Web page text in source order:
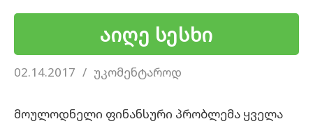
აიღე სესხი
02.14.2017 უკომენტაროდ
მოულოდნელი ფინანსური პრობლემა ყველა